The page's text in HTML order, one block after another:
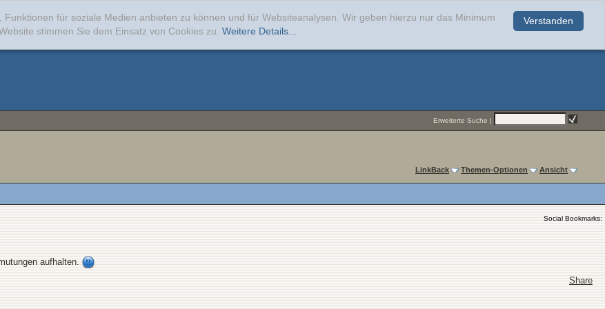
Verstanden
für soziale Medien anbieten zu können und für Websiteanalysen. Wir geben hierzu nur das Minimum
stimmen Sie dem Einsatz von Cookies zu. Weitere Details...
Erweiterte Suche |
LinkBack Themen-Optionen Ansicht
Social Bookmarks:
aufhalten.
Share